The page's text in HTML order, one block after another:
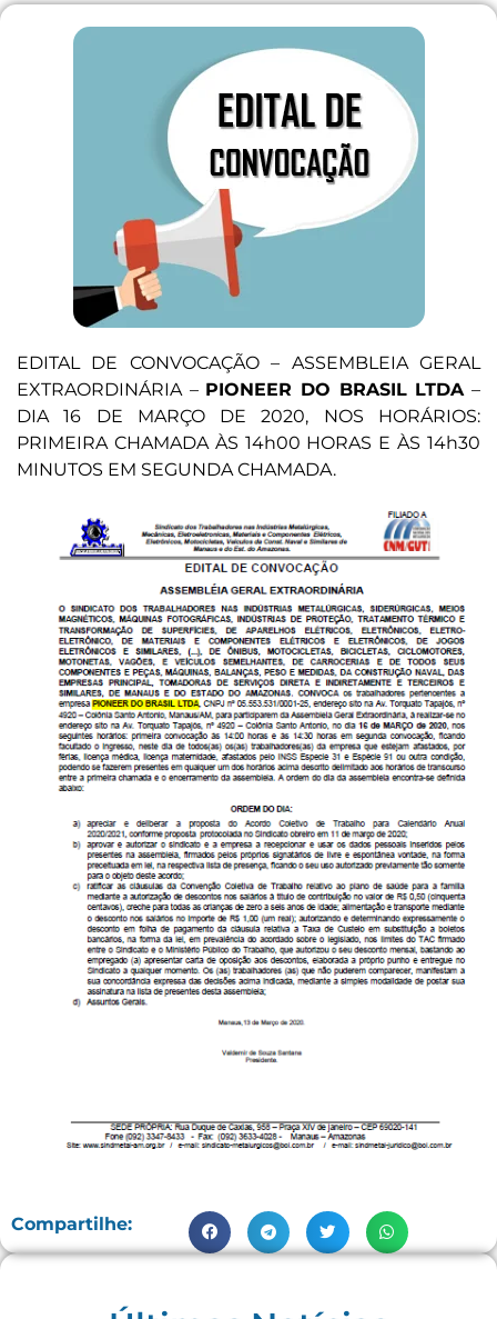
EDITAL DE CONVOCAÇÃO – ASSEMBLEIA GERAL
EXTRAORDINÁRIA – PIONEER DO BRASIL LTDA–
DIA 16 DE MARÇO DE 2020, NOS HORÁRIOS:
PRIMEIRA CHAMADA ÀS 14h00 HORAS E ÀS 14h30
MINUTOS EM SEGUNDA CHAMADA.
Compartilhe: